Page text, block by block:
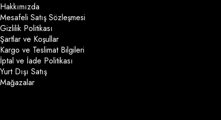
Hakkımızda
Mesafeli Satış Sözleşmesi
Gizlilik Politikası
Şartlar ve Koşullar
Kargo ve Teslimat Bilgileri
İptal ve İade Politikası
Yurt Dışı Satış
Mağazalar